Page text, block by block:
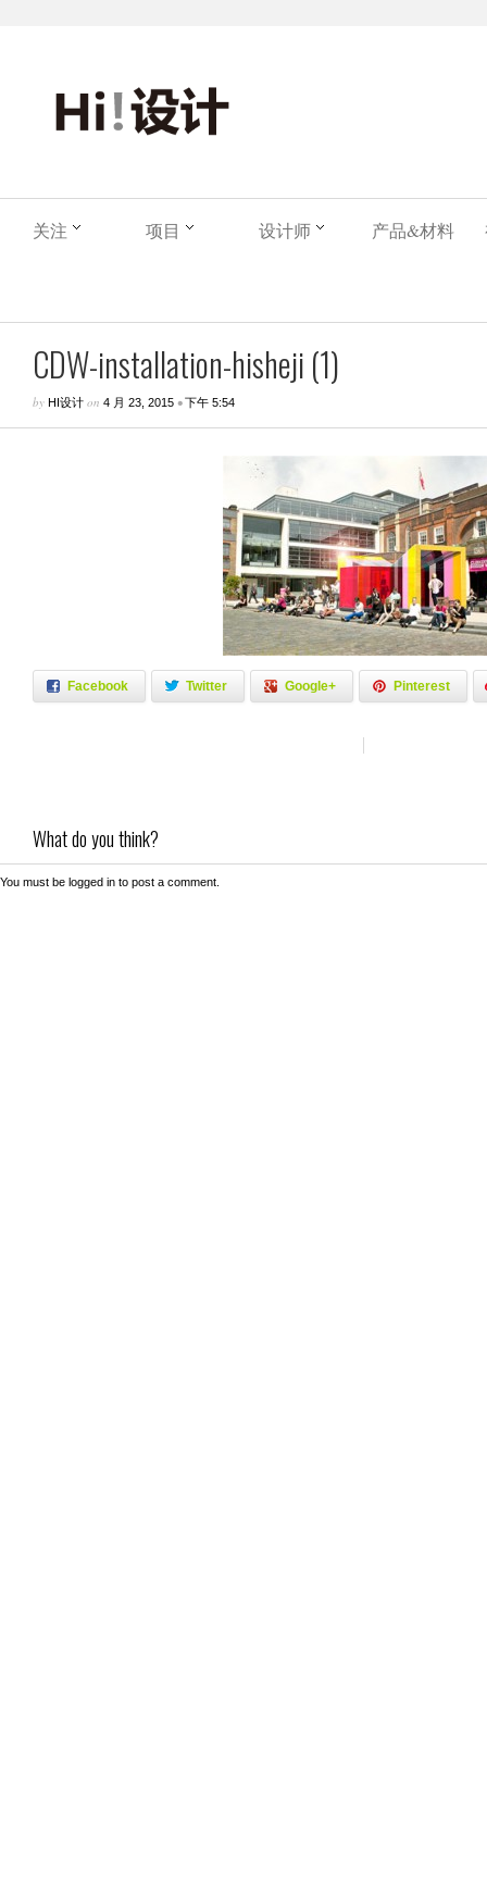
关注 项目 设计师 产品&材料
CDW-installation-hisheji (1)
by HI设计 on 4 月 23, 2015 •下午 5:54
Facebook Twitter Google+ Pinterest
What do you think?
You must be logged in to post a comment.